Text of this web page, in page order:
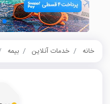
خانه خدمات آنلاین بیمه